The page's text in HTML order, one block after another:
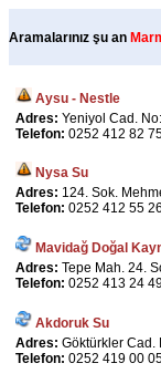
Aramalarınız şu an
Aysu - Nestle
Adres: Yeniyol Cad.
Telefon: 0252 412 82
Nysa Su
Adres: 124. Sok.
Telefon: 0252 412 55 26
Mavidağ Doğal
Adres: Tepe Mah. 24.
Telefon: 0252 413 24
Akdoruk Su
Adres: Göktürkler Cad.
Telefon: 0252 419 00